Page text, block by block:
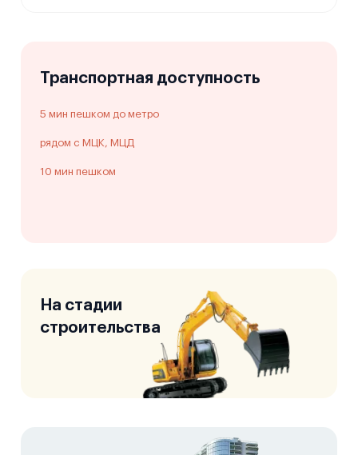
На стадии
строительства
Транспортная доступность
5 мин пешком до метро
рядом с МЦК, МЦД
10 мин пешком